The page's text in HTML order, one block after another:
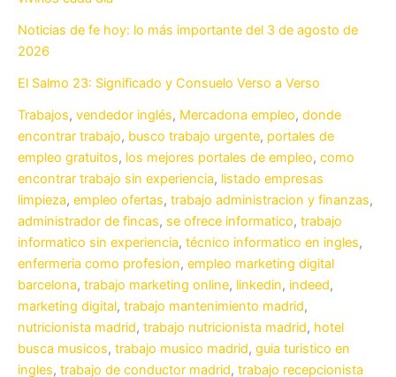
Noticias de fe hoy: lo más importante del 3 de agosto de
2026
El Salmo 23: Significado y Consuelo Verso a Verso
Trabajos, vendedor inglés, Mercadona empleo, donde
encontrar trabajo, busco trabajo urgente, portales de
empleo gratuitos, los mejores portales de empleo, como
encontrar trabajo sin experiencia, listado empresas
limpieza, empleo ofertas, trabajo administracion y finanzas,
administrador de fincas, se ofrece informatico, trabajo
informatico sin experiencia, técnico informatico en ingles,
enfermeria como profesion, empleo marketing digital
barcelona, trabajo marketing online, linkedin, indeed,
marketing digital, trabajo mantenimiento madrid,
nutricionista madrid, trabajo nutricionista madrid, hotel
busca musicos, trabajo musico madrid, guia turistico en
ingles, trabajo de conductor madrid, trabajo recepcionista